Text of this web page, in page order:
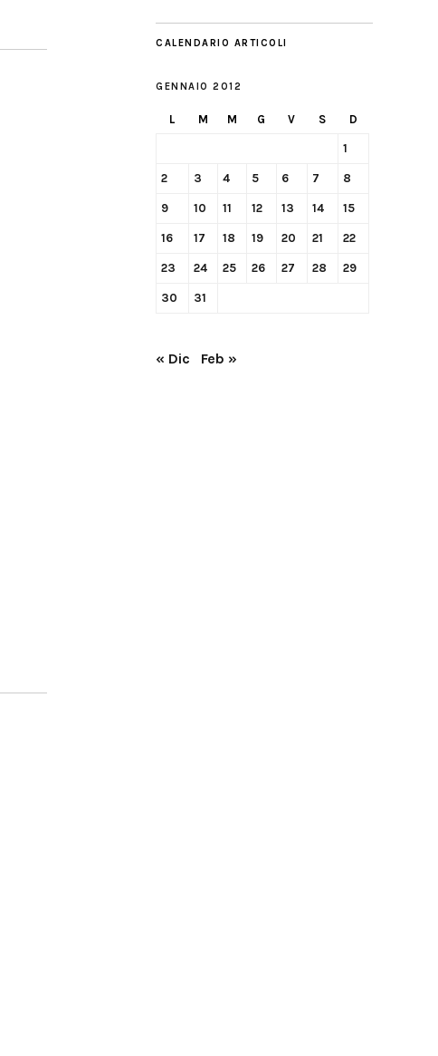
CALENDARIO ARTICOLI
GENNAIO 2012
L M M G V S D
1
2 3 4 5 6 7 8
9 10 11 12 13 14 15
16 17 18 19 20 21 22
23 24 25 26 27 28 29
30 31
« Dic Feb »